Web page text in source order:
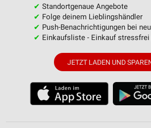
✔ Standortgenaue Angebote
✔ Folge deinem Lieblingshändler
✔ Push-Benachrichtigungen bei
✔ Einkaufsliste - Einkauf stressfrei
JETZT LADEN UND